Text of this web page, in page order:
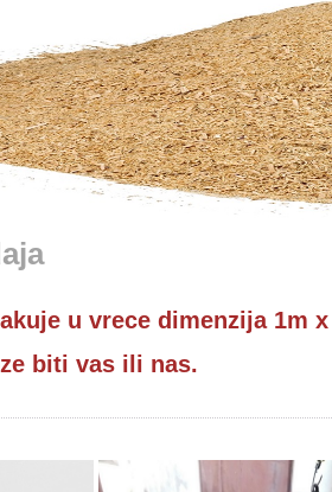
u vrece dimenzija 1m
biti vas ili nas.